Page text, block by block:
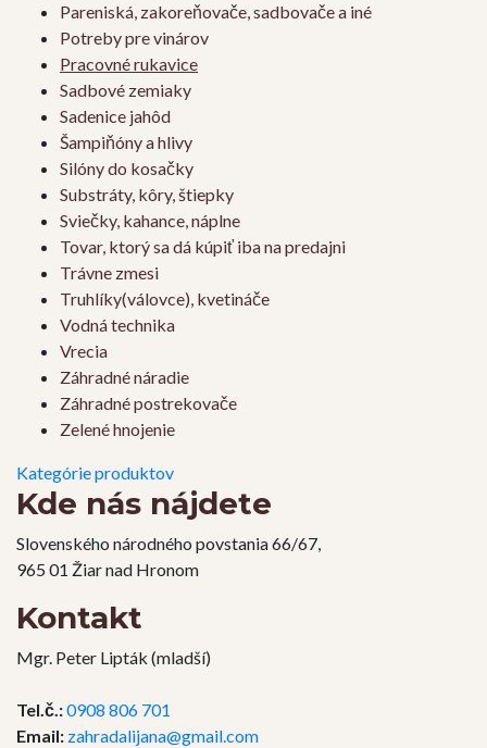
Pareniská, zakoreňovače, sadbovače a iné
Potreby pre vinárov
Pracovné rukavice
Sadbové zemiaky
Sadenice jahôd
Šampiňóny a hlivy
Silóny do kosačky
Substráty, kôry, štiepky
Sviečky, kahance, náplne
Tovar, ktorý sa dá kúpiť iba na predajni
Trávne zmesi
Truhlíky(válovce), kvetináče
Vodná technika
Vrecia
Záhradné náradie
Záhradné postrekovače
Zelené hnojenie
Kategórie produktov
Kde nás nájdete
Slovenského národného povstania 66/67,
965 01 Žiar nad Hronom
Kontakt
Mgr. Peter Lipták (mladší)
Tel.č.:0908 806 701
Email: zahradalijana@gmail.com